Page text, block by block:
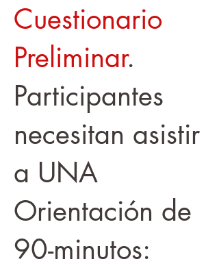
Cuestionario
Preliminar.
Participantes
necesitan asistir
a UNA
Orientación de
90-minutos: